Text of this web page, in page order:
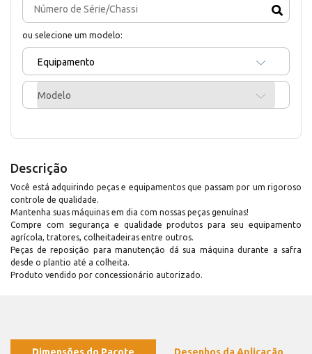
ou selecione um modelo:
Equipamento
Modelo
Descrição
Você está adquirindo peças e equipamentos que passam por um rigoroso
controle de qualidade.
Mantenha suas máquinas em dia com nossas peças genuínas!
Compre com segurança e qualidade produtos para seu equipamento
agrícola, tratores, colheitadeiras entre outros.
Peças de reposição para manutenção dá sua máquina durante a safra
desde o plantio até a colheita.
Produto vendido por concessionário autorizado.